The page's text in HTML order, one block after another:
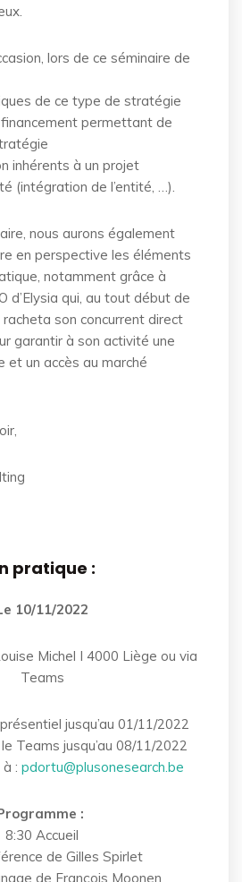
lors de ce séminaire de
de ce type de stratégie
permettant de
inhérents à un projet
(intégration de l’entité, …).
nous aurons également
en perspective les éléments
notamment grâce à
d’Elysia qui, au tout début de
son concurrent direct
garantir à son activité une
et un accès au marché
pratique :
10/11/2022
Michel I 4000 Liège ou via
Teams
jusqu’au 01/11/2022
Teams jusqu’au 08/11/2022
: pdortu@plusonesearch.be
:
8:30 Accueil
de Gilles Spirlet
de François Moonen